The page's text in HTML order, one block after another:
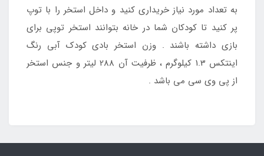
به تعداد مورد نیاز خریداری کنید و داخل استخر را با توپ
پر کنید تا کودکان شما در خانه بتوانند استخر توپی برای
بازی داشته باشند . وزن استخر بادی کودک آبی رنگ
اینتکس 1.3 کیلوگرم ، ظرفیت آن 288 لیتر و جنس استخر
از پی وی سی می باشد .